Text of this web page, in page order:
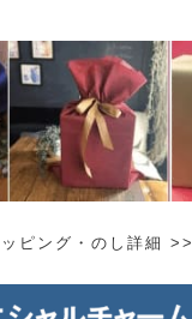
ピング・のし詳細 >>